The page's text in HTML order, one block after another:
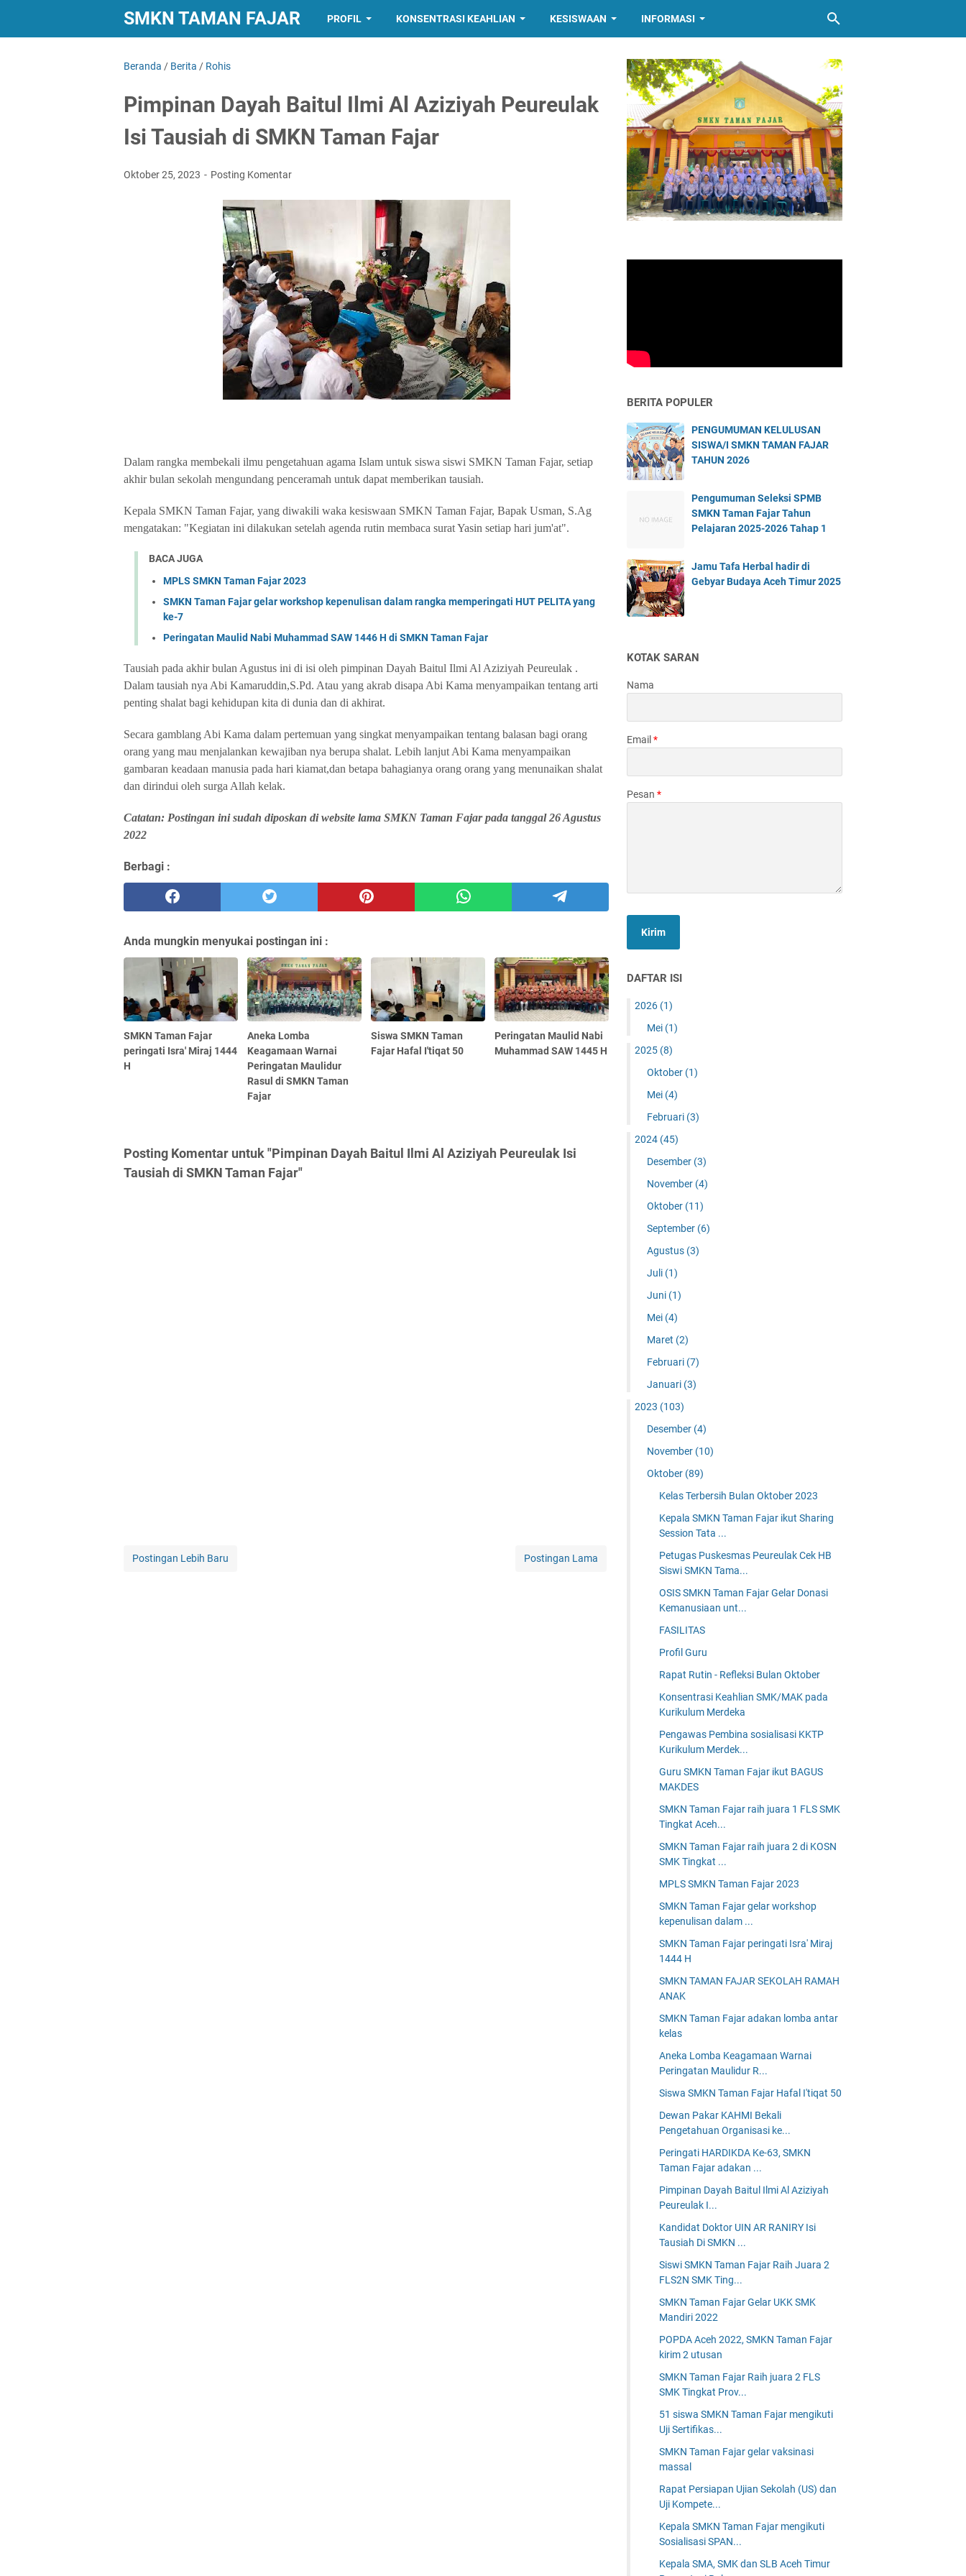
SMKN TAMAN FAJAR PROFIL KONSENTRASI KEAHLIAN KESISWAAN INFORMASI
Beranda / Berita / Rohis
Pimpinan Dayah Baitul Ilmi Al Aziziyah Peureulak
Isi Tausiah di SMKN Taman Fajar
Oktober 25, 2023 Posting Komentar
Dalam rangka membekali ilmu pengetahuan agama Islam untuk siswa siswi SMKN Taman Fajar, setiap
akhir bulan sekolah mengundang penceramah untuk dapat memberikan tausiah.
Kepala SMKN Taman Fajar, yang diwakili waka kesiswaan SMKN Taman Fajar, Bapak Usman, S.Ag
mengatakan: "Kegiatan ini dilakukan setelah agenda rutin membaca surat Yasin setiap hari jum'at".
BACA JUGA
MPLS SMKN Taman Fajar 2023
SMKN Taman Fajar gelar workshop kepenulisan dalam rangka memperingati HUT PELITA yang
ke-7
Peringatan Maulid Nabi Muhammad SAW 1446 H di SMKN Taman Fajar
Tausiah pada akhir bulan Agustus ini di isi oleh pimpinan Dayah Baitul Ilmi Al Aziziyah Peureulak .
Dalam tausiah nya Abi Kamaruddin,S.Pd. Atau yang akrab disapa Abi Kama menyampaikan tentang arti
penting shalat bagi kehidupan kita di dunia dan di akhirat.
Secara gamblang Abi Kama dalam pertemuan yang singkat menyampaikan tentang balasan bagi orang
orang yang mau menjalankan kewajiban nya berupa shalat. Lebih lanjut Abi Kama menyampaikan
gambaran keadaan manusia pada hari kiamat,dan betapa bahagianya orang orang yang menunaikan shalat
dan dirindui oleh surga Allah kelak.
Catatan: Postingan ini sudah diposkan di website lama SMKN Taman Fajar pada tanggal 26 Agustus
2022
Berbagi :
Anda mungkin menyukai postingan ini :
SMKN Taman Fajar
peringati Isra' Miraj 1444
H
Aneka Lomba
Keagamaan Warnai
Peringatan Maulidur
Rasul di SMKN Taman
Fajar
Siswa SMKN Taman
Fajar Hafal I'tiqat 50
Peringatan Maulid Nabi
Muhammad SAW 1445 H
Posting Komentar untuk "Pimpinan Dayah Baitul Ilmi Al Aziziyah Peureulak Isi
Tausiah di SMKN Taman Fajar"
Postingan Lebih Baru Postingan Lama
BERITA POPULER
PENGUMUMAN KELULUSAN
SISWA/I SMKN TAMAN FAJAR
TAHUN 2026
Pengumuman Seleksi SPMB
SMKN Taman Fajar Tahun
Pelajaran 2025-2026 Tahap 1
Jamu Tafa Herbal hadir di
Gebyar Budaya Aceh Timur 2025
KOTAK SARAN
Nama
Email *
Pesan *
DAFTAR ISI
2026 (1)
Mei (1)
2025 (8)
Oktober (1)
Mei (4)
Februari (3)
2024 (45)
Desember (3)
November (4)
Oktober (11)
September (6)
Agustus (3)
Juli (1)
Juni (1)
Mei (4)
Maret (2)
Februari (7)
Januari (3)
2023 (103)
Desember (4)
November (10)
Oktober (89)
Kelas Terbersih Bulan Oktober 2023
Kepala SMKN Taman Fajar ikut Sharing
Session Tata ...
Petugas Puskesmas Peureulak Cek HB
Siswi SMKN Tama...
OSIS SMKN Taman Fajar Gelar Donasi
Kemanusiaan unt...
FASILITAS
Profil Guru
Rapat Rutin - Refleksi Bulan Oktober
Konsentrasi Keahlian SMK/MAK pada
Kurikulum Merdeka
Pengawas Pembina sosialisasi KKTP
Kurikulum Merdek...
Guru SMKN Taman Fajar ikut BAGUS
MAKDES
SMKN Taman Fajar raih juara 1 FLS SMK
Tingkat Aceh...
SMKN Taman Fajar raih juara 2 di KOSN
SMK Tingkat ...
MPLS SMKN Taman Fajar 2023
SMKN Taman Fajar gelar workshop
kepenulisan dalam ...
SMKN Taman Fajar peringati Isra' Miraj
1444 H
SMKN TAMAN FAJAR SEKOLAH RAMAH
ANAK
SMKN Taman Fajar adakan lomba antar
kelas
Aneka Lomba Keagamaan Warnai
Peringatan Maulidur R...
Siswa SMKN Taman Fajar Hafal I'tiqat 50
Dewan Pakar KAHMI Bekali
Pengetahuan Organisasi ke...
Peringati HARDIKDA Ke-63, SMKN
Taman Fajar adakan ...
Pimpinan Dayah Baitul Ilmi Al Aziziyah
Peureulak I...
Kandidat Doktor UIN AR RANIRY Isi
Tausiah Di SMKN ...
Siswi SMKN Taman Fajar Raih Juara 2
FLS2N SMK Ting...
SMKN Taman Fajar Gelar UKK SMK
Mandiri 2022
POPDA Aceh 2022, SMKN Taman Fajar
kirim 2 utusan
SMKN Taman Fajar Raih juara 2 FLS
SMK Tingkat Prov...
51 siswa SMKN Taman Fajar mengikuti
Uji Sertifikas...
SMKN Taman Fajar gelar vaksinasi
massal
Rapat Persiapan Ujian Sekolah (US) dan
Uji Kompete...
Kepala SMKN Taman Fajar mengikuti
Sosialisasi SPAN...
Kepala SMA, SMK dan SLB Aceh Timur